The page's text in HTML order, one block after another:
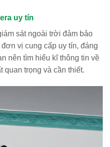
uy tín
sát ngoài trời đảm bảo
vị cung cấp uy tín, đáng
nên tìm hiểu kĩ thông tin về
quan trọng và cần thiết.